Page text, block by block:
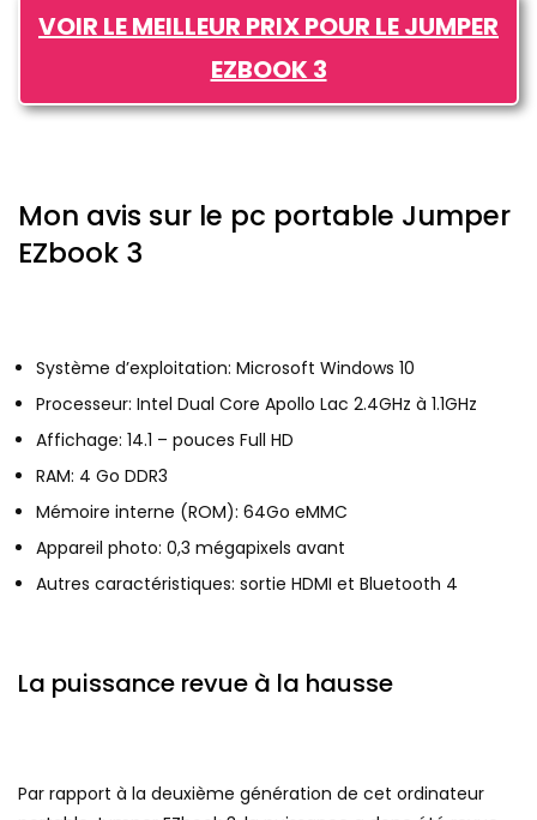
VOIR LE MEILLEUR PRIX POUR LE JUMPER
EZBOOK 3
Mon avis sur le pc portable Jumper
EZbook 3
Système d’exploitation: Microsoft Windows 10
Processeur: Intel Dual Core Apollo Lac 2.4GHz à 1.1GHz
Affichage: 14.1 – pouces Full HD
RAM: 4 Go DDR3
Mémoire interne (ROM): 64Go eMMC
Appareil photo: 0,3 mégapixels avant
Autres caractéristiques: sortie HDMI et Bluetooth 4
La puissance revue à la hausse
Par rapport à la deuxième génération de cet ordinateur